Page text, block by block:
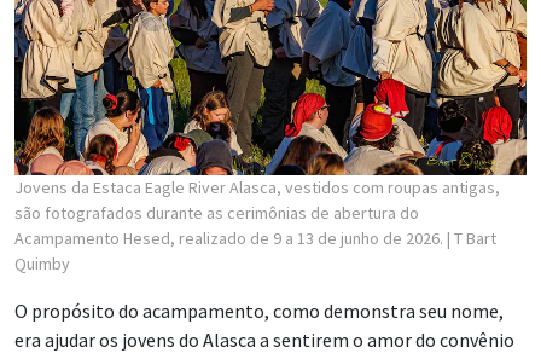
Jovens da Estaca Eagle River Alasca, vestidos com roupas antigas,
são fotografados durante as cerimônias de abertura do
Acampamento Hesed, realizado de 9 a 13 de junho de 2026. | T Bart
Quimby
O propósito do acampamento, como demonstra seu nome,
era ajudar os jovens do Alasca a sentirem o amor do convênio